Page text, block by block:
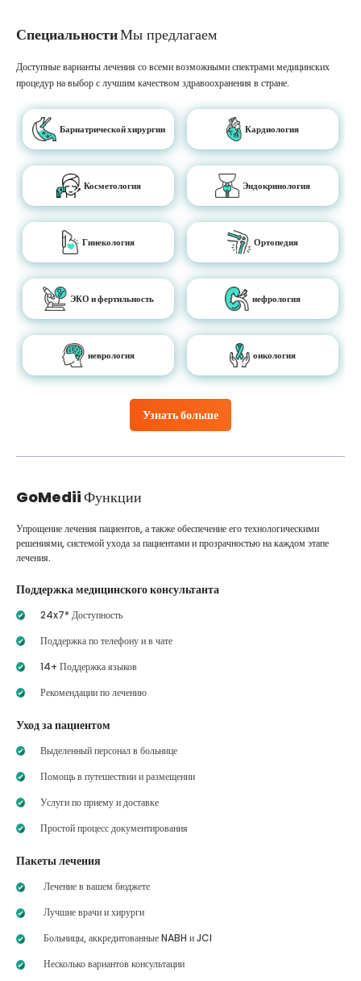
СпециальностиМы предлагаем
Узнать больше
Доступные варианты лечения со всеми возможными спектрами медицинских
процедур на выбор с лучшим качеством здравоохранения в стране.
Бариатрической хирургии Кардиология
Косметология Эндокринология
Гинекология Ортопедия
ЭКО и фертильность нефрология
неврология онкология
GoMediiФункции
Упрощение лечения пациентов, а также обеспечение его технологическими
решениями, системой ухода за пациентами и прозрачностью на каждом этапе
лечения.
Поддержка медицинского консультанта
24x7* Доступность
Поддержка по телефону и в чате
14+ Поддержка языков
Рекомендации по лечению
Уход за пациентом
Выделенный персонал в больнице
Помощь в путешествии и размещении
Услуги по приему и доставке
Простой процесс документирования
Пакеты лечения
Лечение в вашем бюджете
Лучшие врачи и хирурги
Больницы, аккредитованные NABH и JCI
Несколько вариантов консультации